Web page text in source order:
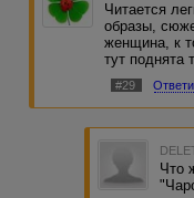
Читается
образы,
женщина, к
тут поднята
#29
Что